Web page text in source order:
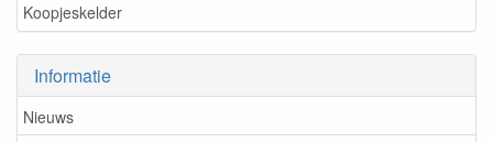
Koopjeskelder
Informatie
Nieuws